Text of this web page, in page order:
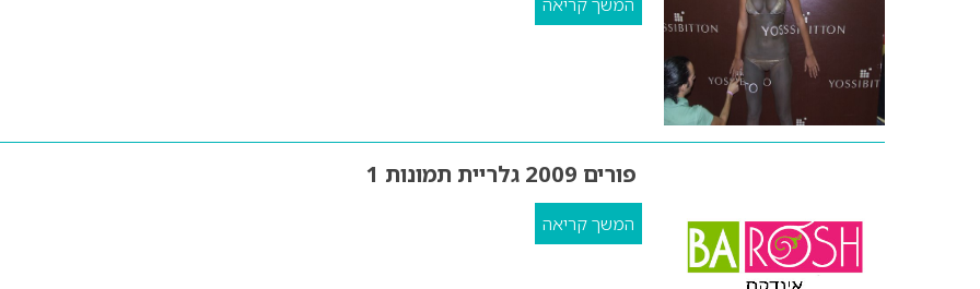
פורים 2009 גלריית תמונות 1
המשך קריאה